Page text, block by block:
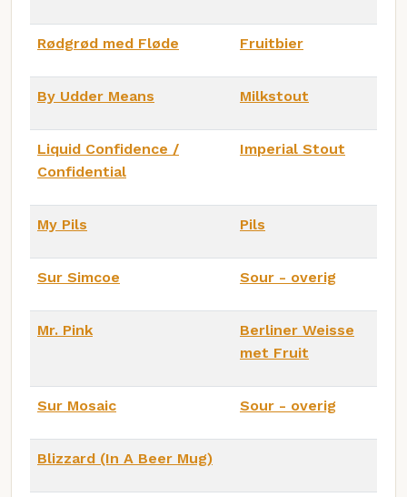
Rødgrød med Fløde Fruitbier
By Udder Means Milkstout
Liquid Confidence /
Confidential
Imperial Stout
My Pils Pils
Sur Simcoe Sour - overig
Mr. Pink
Berliner Weisse
met Fruit
Sur Mosaic Sour - overig
Blizzard (In A Beer Mug)